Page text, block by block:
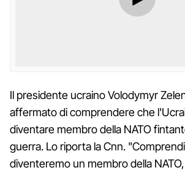
Il presidente ucraino Volodymyr
affermato di comprendere che
diventare membro della NATO
guerra. Lo riporta la Cnn.
diventeremo un membro della